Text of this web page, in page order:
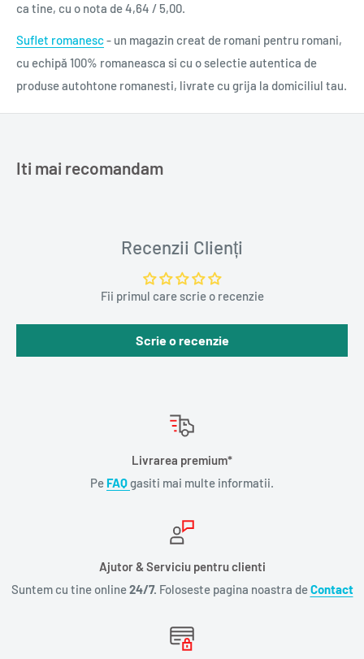
ca tine, cu o nota de 4,64 / 5,00.
Suflet romanesc- un magazin creat de romani pentru romani,
cu echipă 100% romaneasca si cu o selectie autentica de
produse autohtone romanesti, livrate cu grija la domiciliul tau.
Iti mai recomandam
Recenzii Clienți
Fii primul care scrie o recenzie
Scrie o recenzie
Livrarea premium*
Pe FAQgasiti mai multe informatii.
Ajutor & Serviciu pentru clienti
Suntem cu tine online24/7. Foloseste pagina noastra deContact